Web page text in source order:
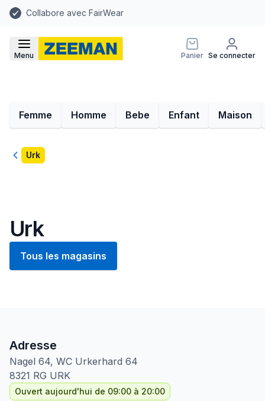
Collabore avec FairWear
Menu Panier Se connecter
Femme Homme Bebe Enfant Maison
Retour
Urk
Urk
Tous les magasins
Adresse
Nagel 64, WC Urkerhard 64
8321 RG URK
Ouvert aujourd'hui de 09:00 à 20:00